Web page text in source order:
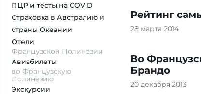
ПЦР и тесты на COVID
Страховка в Австралию и
страны Океании
Отели
Французской Полинезии
Авиабилеты
во Французскую
Полинезию
Экскурсии
Рейтинг
28 марта 2014
Во
Брандо
20 декабря 2013